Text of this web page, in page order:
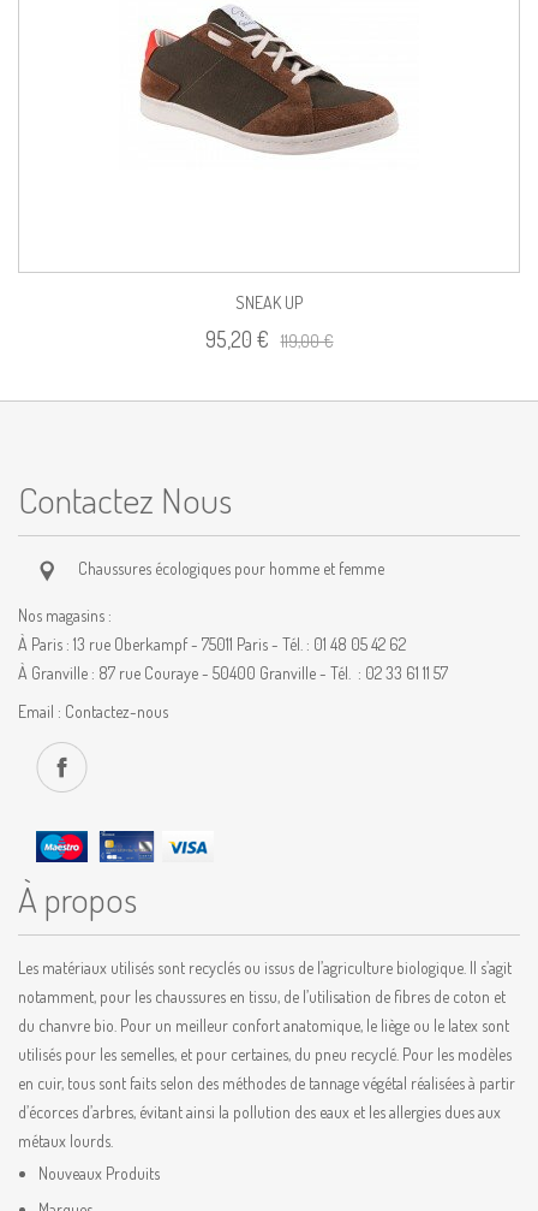
SNEAK UP
95,20 € 119,00 €
Contactez Nous
Chaussures écologiques pour homme et femme
Nos magasins :
À Paris : 13 rue Oberkampf - 75011 Paris - Tél. : 01 48 05 42 62
À Granville : 87 rue Couraye - 50400 Granville - Tél. : 02 33 61 11 57
Email : Contactez-nous
À propos
Les matériaux utilisés sont recyclés ou issus de l’agriculture biologique. Il s’agit
notamment, pour les chaussures en tissu, de l’utilisation de fibres de coton et
du chanvre bio. Pour un meilleur confort anatomique, le liège ou le latex sont
utilisés pour les semelles, et pour certaines, du pneu recyclé. Pour les modèles
en cuir, tous sont faits selon des méthodes de tannage végétal réalisées à partir
d’écorces d’arbres, évitant ainsi la pollution des eaux et les allergies dues aux
métaux lourds.
Nouveaux Produits